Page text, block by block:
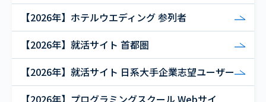
【2026年】ホテルウエディング 参列者
【2026年】就活サイト 首都圏
【2026年】就活サイト 日系大手企業志望ユーザー